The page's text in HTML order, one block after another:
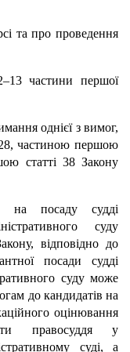
та про проведення
частини першої
однієї з вимог,
частиною першою
статті 38 Закону
на посаду судді
суду
відповідно до
посади судді
суду може
до кандидатів на
оцінювання
правосуддя у
суді, а